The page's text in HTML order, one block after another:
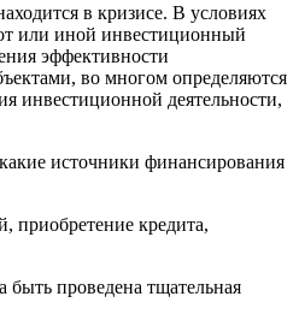
в кризисе. В условиях
или иной инвестиционный
эффективности
во многом определяются
инвестиционной деятельности,
источники финансирования
приобретение кредита,
проведена тщательная